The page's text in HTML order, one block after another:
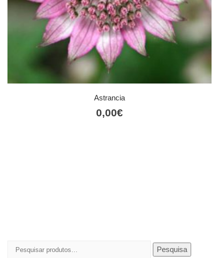
Astrancia
0,00€
Pesquisar
Pesquisa